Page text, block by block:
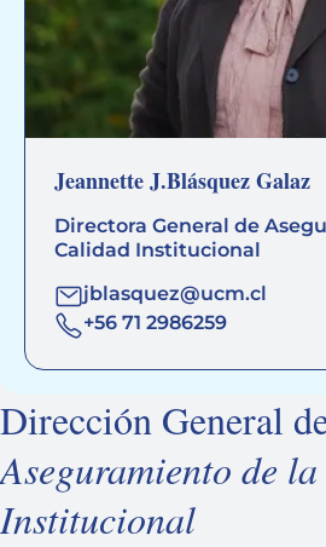
Jeannette J.Blásquez Galaz
Directora General de
Calidad Institucional
jblasquez@ucm.cl
+56 71 2986259
Dirección General
Aseguramiento de
Institucional